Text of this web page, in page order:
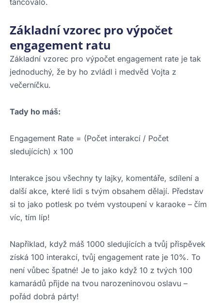
tancovalo.
Základní vzorec pro výpočet
engagement ratu
Základní vzorec pro výpočet engagement rate je tak
jednoduchý, že by ho zvládl i medvěd Vojta z
večerníčku.
Tady ho máš:
Engagement Rate = (Počet interakcí / Počet
sledujících) x 100
Interakce jsou všechny ty lajky, komentáře, sdílení a
další akce, které lidi s tvým obsahem dělají. Představ
si to jako potlesk po tvém vystoupení v karaoke – čím
víc, tím líp!
Například, když máš 1000 sledujících a tvůj příspěvek
získá 100 interakcí, tvůj engagement rate je 10%. To
není vůbec špatné! Je to jako když 10 z tvých 100
kamarádů přijde na tvou narozeninovou oslavu –
pořád dobrá párty!